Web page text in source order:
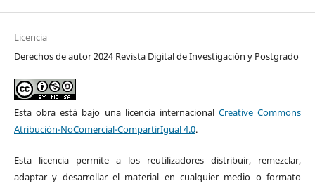
Licencia
Derechos de autor 2024 Revista Digital de Investigación y Postgrado
Esta obra está bajo una licencia internacional Creative Commons
Atribución-NoComercial-CompartirIgual 4.0.
Esta licencia permite a los reutilizadores distribuir, remezclar,
adaptar y desarrollar el material en cualquier medio o formato